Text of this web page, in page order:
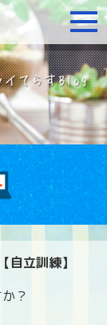
お持ちの方へ
自立訓練】
？